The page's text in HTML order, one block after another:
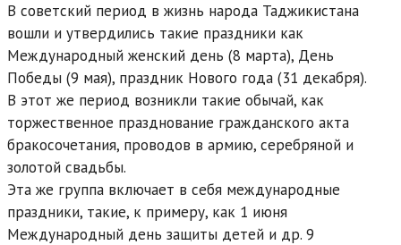
В советский период в жизнь народа Таджикистана
вошли и утвердились такие праздники как
Международный женский день (8 марта), День
Победы (9 мая), праздник Нового года (31 декабря).
В этот же период возникли такие обычай, как
торжественное празднование гражданского акта
бракосочетания, проводов в армию, серебряной и
золотой свадьбы.
Эта же группа включает в себя международные
праздники, такие, к примеру, как 1 июня
Международный день защиты детей и др. 9